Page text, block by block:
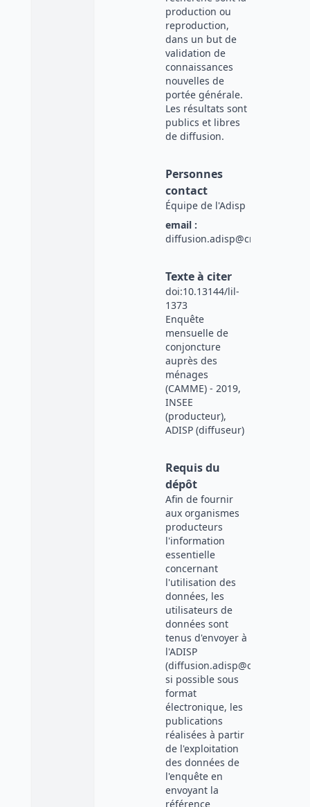
production ou
reproduction,
dans un but de
validation de
connaissances
nouvelles de
portée générale.
Les résultats sont
publics et libres
de diffusion.
Personnes
contact
Équipe de l'Adisp
email :
diffusion.adisp@cnrs.fr
Texte à citer
doi:10.13144/lil-
1373
Enquête
mensuelle de
conjoncture
auprès des
ménages
(CAMME) - 2019,
INSEE
(producteur),
ADISP (diffuseur)
Requis du
dépôt
Afin de fournir
aux organismes
producteurs
l'information
essentielle
concernant
l'utilisation des
données, les
utilisateurs de
données sont
tenus d'envoyer à
l'ADISP
(diffusion.adisp@cnrs.fr),
si possible sous
format
électronique, les
publications
réalisées à partir
de l'exploitation
des données de
l'enquête en
envoyant la
référence